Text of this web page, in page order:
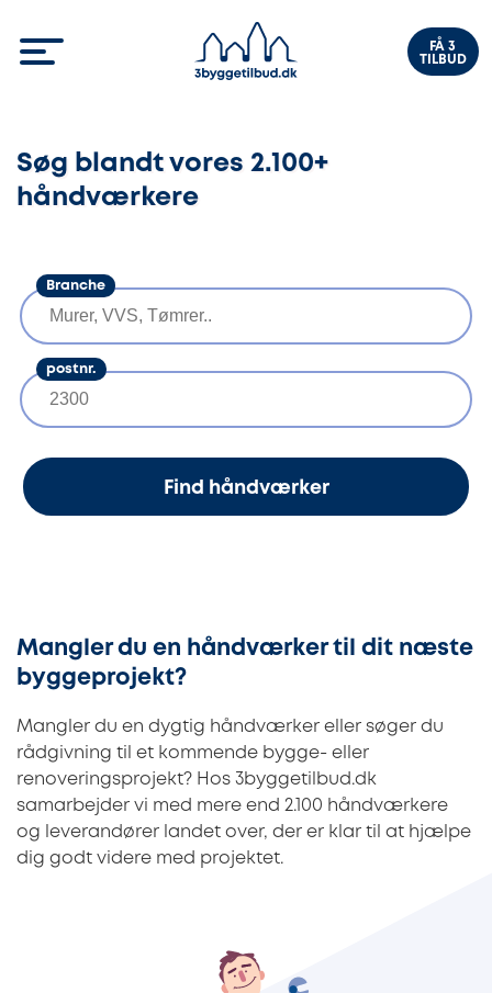
FÅ 3
TILBUD
Søg blandt vores 2.100+
håndværkere
Branche
postnr.
Find håndværker
Mangler du en håndværker til dit næste
byggeprojekt?
Mangler du en dygtig håndværker eller søger du
rådgivning til et kommende bygge- eller
renoveringsprojekt? Hos 3byggetilbud.dk
samarbejder vi med mere end 2.100 håndværkere
og leverandører landet over, der er klar til at hjælpe
dig godt videre med projektet.